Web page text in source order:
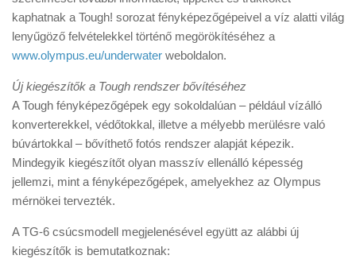
kaphatnak a Tough! sorozat fényképezőgépeivel a víz alatti világ
lenyűgöző felvételekkel történő megörökítéséhez a
www.olympus.eu/underwater weboldalon.
Új kiegészítők a Tough rendszer bővítéséhez
A Tough fényképezőgépek egy sokoldalúan – például vízálló
konverterekkel, védőtokkal, illetve a mélyebb merülésre való
búvártokkal – bővíthető fotós rendszer alapját képezik.
Mindegyik kiegészítőt olyan masszív ellenálló képesség
jellemzi, mint a fényképezőgépek, amelyekhez az Olympus
mérnökei tervezték.
A TG-6 csúcsmodell megjelenésével együtt az alábbi új
kiegészítők is bemutatkoznak: